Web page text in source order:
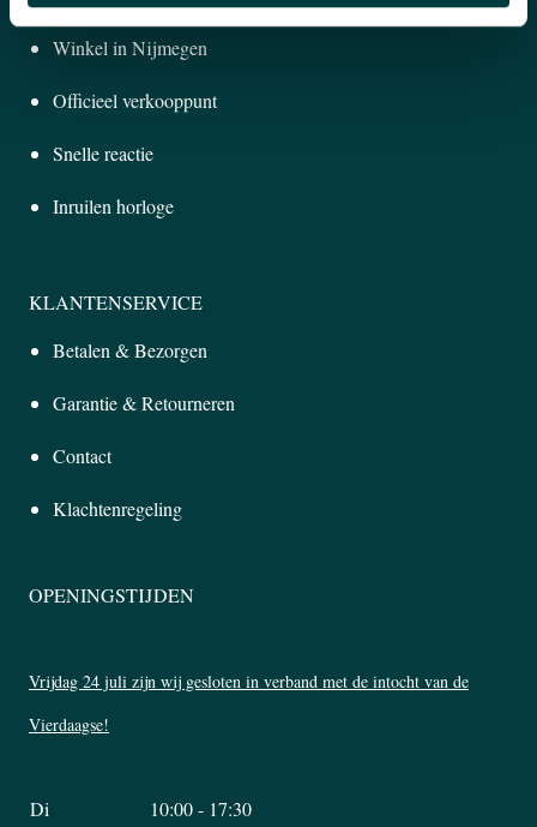
Winkel in Nijmegen
Officieel verkooppunt
Snelle reactie
Inruilen horloge
KLANTENSERVICE
Betalen & Bezorgen
Garantie & Retourneren
Contact
Klachtenregeling
OPENINGSTIJDEN
Vrijdag 24 juli zijn wij gesloten in verband met de intocht van de
Vierdaagse!
Di
10:00 - 17:30